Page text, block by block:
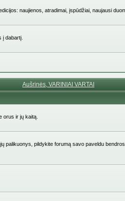
naujienos, atradimai, įspūdžiai, naujausi
į dabartį.
Aušrinės, VARINIAI VARTAI
orus ir jų kaitą.
palikuonys, pildykite forumą savo paveldu